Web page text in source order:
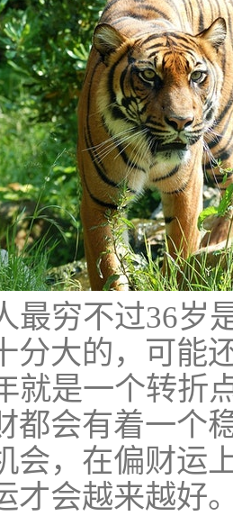
最穷不过36岁
分大的，可能
就是一个转折
都会有着一个
会，在偏财运
才会越来越好